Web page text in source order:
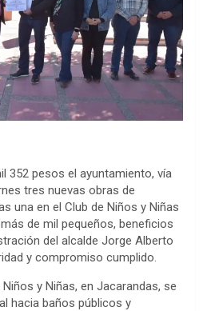
352 pesos el ayuntamiento, vía
tres nuevas obras de
una en el Club de Niños y Niñas
de mil pequeños, beneficios
del alcalde Jorge Alberto
y compromiso cumplido.
y Niñas, en Jacarandas, se
hacia baños públicos y